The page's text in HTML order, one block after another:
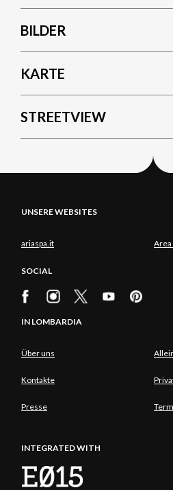
BILDER
KARTE
STREETVIEW
UNSERE WEBSITES
ariaspa.it
SOCIAL
IN LOMBARDIA
Über uns
Kontakte
Presse
INTEGRATED WITH